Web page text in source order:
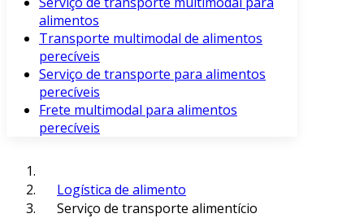
alimentos
Transporte multimodal de alimentos
perecíveis
Serviço de transporte para alimentos
perecíveis
Frete multimodal para alimentos
perecíveis
Logística de alimento
Serviço de transporte alimentício